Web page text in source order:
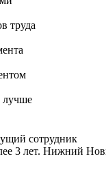
труда
лучше
сотрудник
3 лет. Нижний